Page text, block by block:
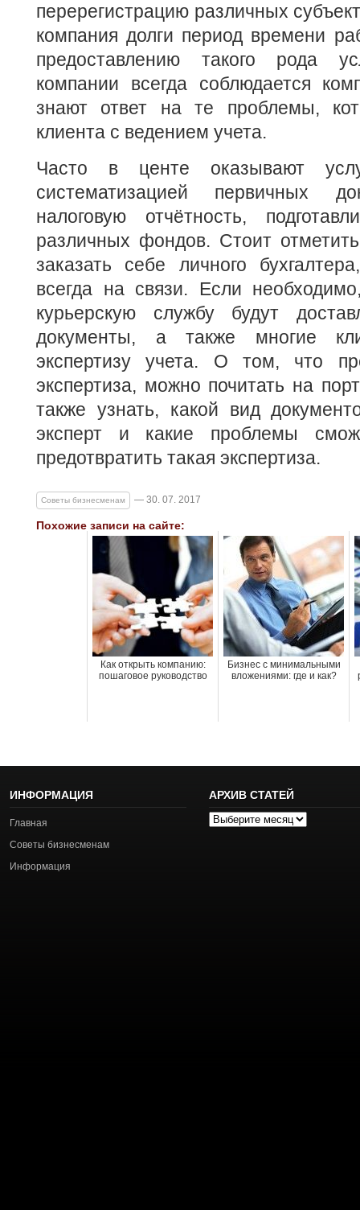
перерегистрацию различных
компания долги период времени
предоставлению такого рода
компании всегда соблюдается
знают ответ на те проблемы,
клиента с ведением учета.
Часто в центе оказывают
систематизацией первичных
налоговую отчётность,
различных фондов. Стоит
заказать себе личного
всегда на связи. Если
курьерскую службу будут
документы, а также многие
экспертизу учета. О том, что
экспертиза, можно почитать на
также узнать, какой вид
эксперт и какие проблемы
предотвратить такая экспертиза.
Советы бизнесменам — 30. 07. 2017
Похожие записи на сайте:
Как открыть компанию:
пошаговое руководство
Бизнес с минимальными
вложениями: где и как?
ИНФОРМАЦИЯ
Главная
Советы бизнесменам
Информация
АРХИВ СТАТЕЙ
Архив